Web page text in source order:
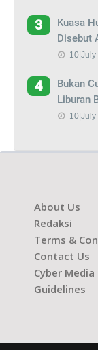
3
Kuasa
Disebut
10|July
4
Bukan
Liburan
10|July
About Us
Redaksi
Terms &
Contact Us
Cyber Media
Guidelines